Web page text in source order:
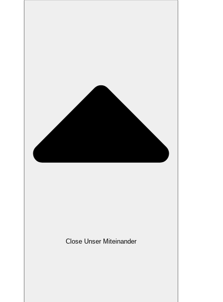
Close Unser Miteinander